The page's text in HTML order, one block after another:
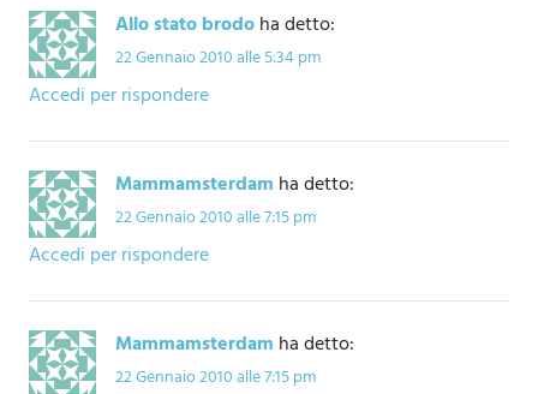
Allo stato brodoha detto:
22 Gennaio 2010 alle 5:34 pm
Accedi per rispondere
Mammamsterdam ha detto:
22 Gennaio 2010 alle 7:15 pm
Accedi per rispondere
Mammamsterdam ha detto:
22 Gennaio 2010 alle 7:15 pm